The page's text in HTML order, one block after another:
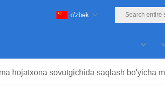
o'zbek
hojatxona sovutgichida saqlash bo'yicha